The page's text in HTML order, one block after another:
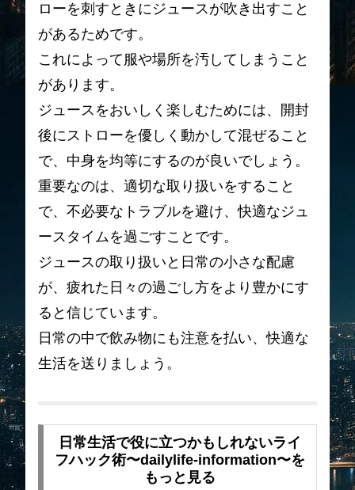
ローを刺すときにジュースが吹き出すこと
があるためです。
これによって服や場所を汚してしまうこと
があります。
ジュースをおいしく楽しむためには、開封
後にストローを優しく動かして混ぜること
で、中身を均等にするのが良いでしょう。
重要なのは、適切な取り扱いをすること
で、不必要なトラブルを避け、快適なジュ
ースタイムを過ごすことです。
ジュースの取り扱いと日常の小さな配慮
が、疲れた日々の過ごし方をより豊かにす
ると信じています。
日常の中で飲み物にも注意を払い、快適な
生活を送りましょう。
日常生活で役に立つかもしれないライ
フハック術〜dailylife-information〜を
もっと見る